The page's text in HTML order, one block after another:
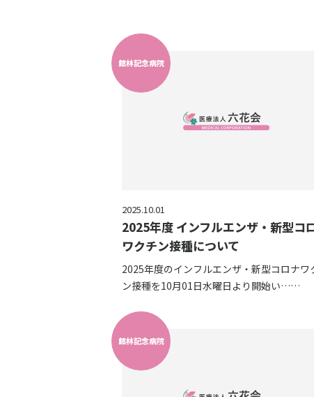
館林記念病院
2025.10.01
2025年度 インフルエンザ・新型コ
ワクチン接種について
2025年度のインフルエンザ・新型コロナワ
ン接種を10月01日水曜日より開始い……
館林記念病院